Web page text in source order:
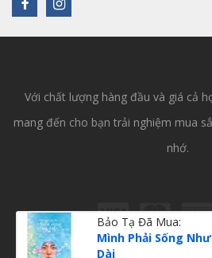
Với chất lượng hàng đầu và giá cả
mang đến cho bạn trải nghiệm mua
nhớ.
Bảo Tạ Đã Mua:
Mình Phải Sống
Dài